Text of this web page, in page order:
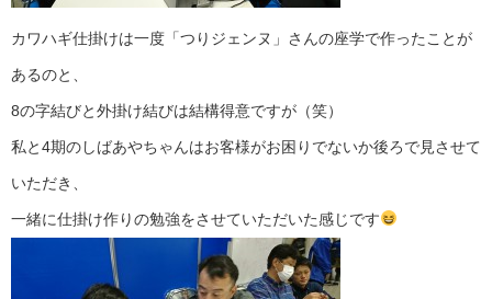
カワハギ仕掛けは一度「つりジェンヌ」さんの座学で作ったことが
あるのと、
8の字結びと外掛け結びは結構得意ですが（笑）
私と4期のしばあやちゃんはお客様がお困りでないか後ろで見させて
いただき、
一緒に仕掛け作りの勉強をさせていただいた感じです